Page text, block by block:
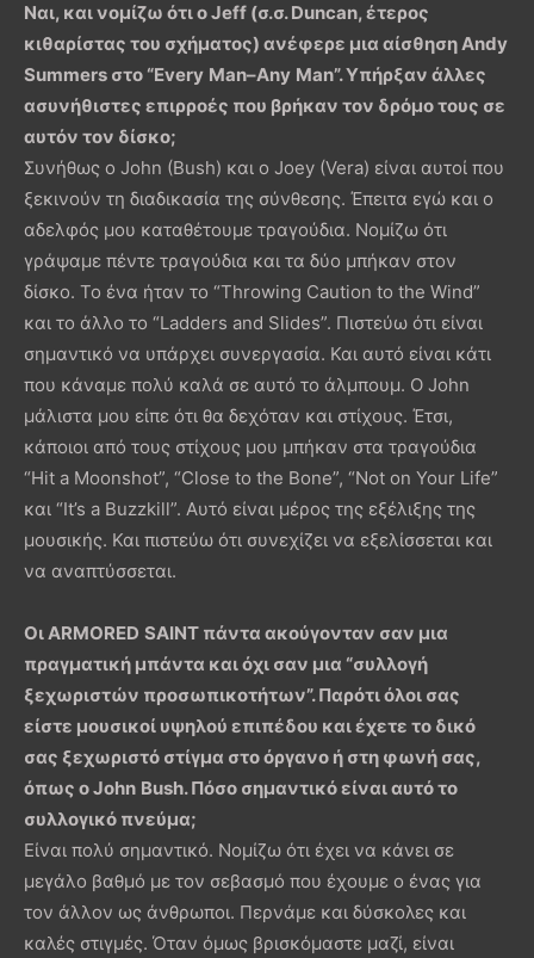
Ναι, και νομίζω ότι οJeff (σ.σ.Duncan, έτερος
κιθαρίστας του σχήματος) ανέφερε μια αίσθησηAndy
Summers στο “Every Man–Any Man”. Υπήρξαν άλλες
ασυνήθιστες επιρροές που βρήκαν τον δρόμο τους σε
αυτόν τον δίσκο;
Συνήθως ο John (Bush) και ο Joey (Vera) είναι αυτοί που
ξεκινούν τη διαδικασία της σύνθεσης. Έπειτα εγώ και ο
αδελφός μου καταθέτουμε τραγούδια. Νομίζω ότι
γράψαμε πέντε τραγούδια και τα δύο μπήκαν στον
δίσκο. Το ένα ήταν το “Throwing Caution to the Wind”
και το άλλο το “Ladders and Slides”. Πιστεύω ότι είναι
σημαντικό να υπάρχει συνεργασία. Και αυτό είναι κάτι
που κάναμε πολύ καλά σε αυτό το άλμπουμ. Ο John
μάλιστα μου είπε ότι θα δεχόταν και στίχους. Έτσι,
κάποιοι από τους στίχους μου μπήκαν στα τραγούδια
“Hit a Moonshot”, “Close to the Bone”, “Not on Your Life”
και “It’s a Buzzkill”. Αυτό είναι μέρος της εξέλιξης της
μουσικής. Και πιστεύω ότι συνεχίζει να εξελίσσεται και
να αναπτύσσεται.
ΟιARMORED SAINT πάντα ακούγονταν σαν μια
πραγματική μπάντα και όχι σαν μια “συλλογή
ξεχωριστών προσωπικοτήτων”. Παρότι όλοι σας
είστε μουσικοί υψηλού επιπέδου και έχετε το δικό
σας ξεχωριστό στίγμα στο όργανο ή στη φωνή σας,
όπως οJohn Bush. Πόσο σημαντικό είναι αυτό το
συλλογικό πνεύμα;
Είναι πολύ σημαντικό. Νομίζω ότι έχει να κάνει σε
μεγάλο βαθμό με τον σεβασμό που έχουμε ο ένας για
τον άλλον ως άνθρωποι. Περνάμε και δύσκολες και
καλές στιγμές. Όταν όμως βρισκόμαστε μαζί, είναι